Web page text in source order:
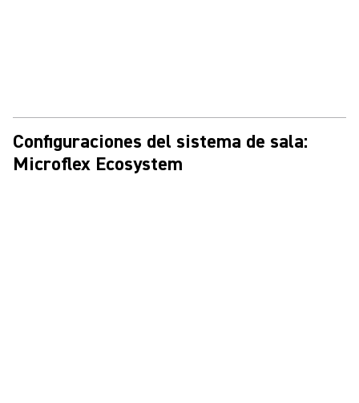
Configuraciones del sistema de sala:
Microflex Ecosystem